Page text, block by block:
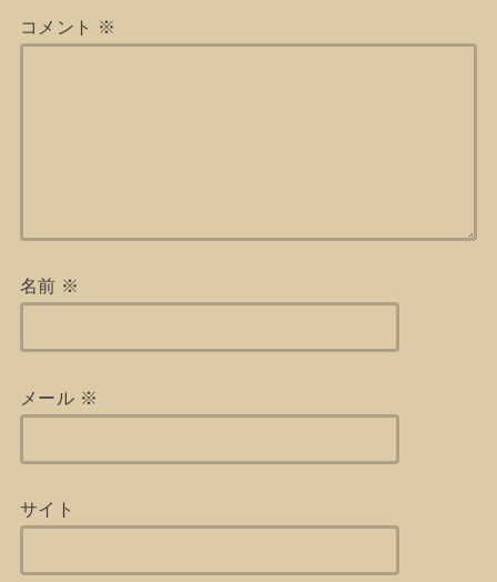
コメント ※
名前 ※
メール ※
サイト